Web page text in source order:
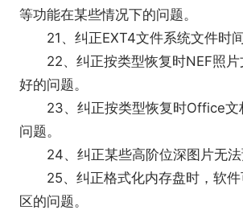
等功能在某些情况下的问题。
21、纠正EXT4文件系统文件时间
22、纠正按类型恢复时NEF照片
好的问题。
23、纠正按类型恢复时Office文
问题。
24、纠正某些高阶位深图片无法
25、纠正格式化内存盘时，软件
区的问题。